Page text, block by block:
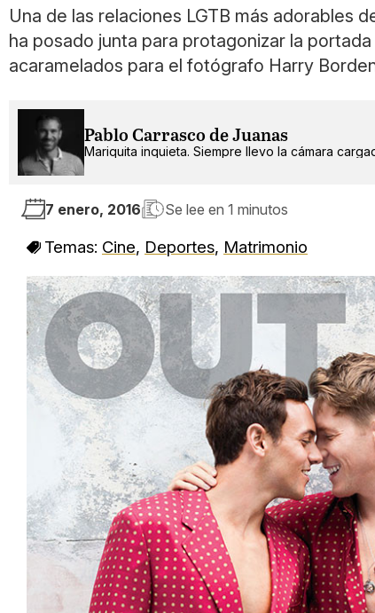
Una de las relaciones LGTB más adorables
ha posado junta para protagonizar la
acaramelados para el fotógrafo Harry
Pablo Carrasco de Juanas
Mariquita inquieta. Siempre llevo la cámara
7 enero, 2016 Se lee en 1 minutos
Temas: Cine, Deportes, Matrimonio